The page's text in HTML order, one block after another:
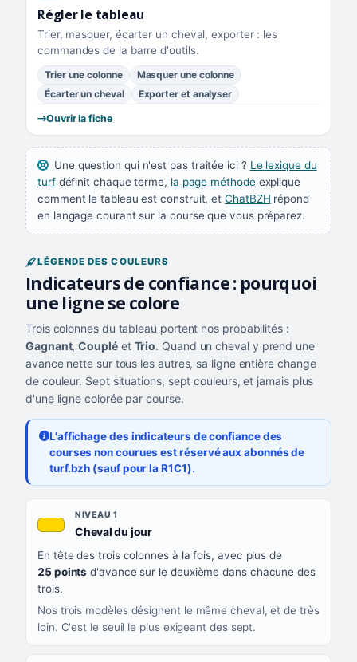
Régler le tableau
Trier, masquer, écarter un cheval, exporter : les
commandes de la barre d'outils.
Trier une colonne
Masquer une colonne
Écarter un cheval
Exporter et analyser
Ouvrir la fiche
Une question qui n'est pas traitée ici ? Le lexique du
turfdéfinit chaque terme, la page méthodeexplique
comment le tableau est construit, etChatBZH répond
en langage courant sur la course que vous préparez.
LÉGENDE DES COULEURS
Indicateurs de confiance : pourquoi
une ligne se colore
Trois colonnes du tableau portent nos probabilités :
Gagnant,Coupléet Trio. Quand un cheval y prend une
avance nette sur tous les autres, sa ligne entière change
de couleur. Sept situations, sept couleurs, et jamais plus
d'une ligne colorée par course.
L'affichage des indicateurs de confiance des
courses non courues est réservé aux abonnés de
turf.bzh (sauf pour la R1C1).
QUAND LA LIGNE PREND CETTE COULEUR
CE QUE CELA VOUS DIT
NIVEAU 1
Cheval du jour, couleur jaune or
En tête des trois colonnes à la fois, avec plus de
25 points d'avance sur le deuxième dans chacune des
trois.
Nos trois modèles désignent le même cheval, et de très
loin. C'est le seuil le plus exigeant des sept.